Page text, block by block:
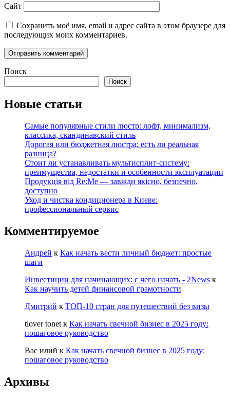
Сайт
Сохранить моё имя, email и адрес сайта в этом браузере для
последующих моих комментариев.
Поиск
Поиск
Новые статьи
Самые популярные стили люстр: лофт, минимализм,
классика, скандинавский стиль
Дорогая или бюджетная люстра: есть ли реальная
разница?
Стоит ли устанавливать мультисплит-систему:
преимущества, недостатки и особенности эксплуатации
Продукція від Re:Me — завжди якісно, безпечно,
доступно
Уход и чистка кондиционера в Киеве:
профессиональный сервис
Комментируемое
Андрей к Как начать вести личный бюджет: простые
шаги
Инвестиции для начинающих: с чего начать - 2News к
Как научить детей финансовой грамотности
Дмитрий к ТОП-10 стран для путешествий без визы
tlover tonet к Как начать свечной бизнес в 2025 году:
пошаговое руководство
Вас илий к Как начать свечной бизнес в 2025 году:
пошаговое руководство
Архивы